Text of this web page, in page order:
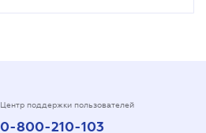
Центр поддержки пользователей
0-800-210-103